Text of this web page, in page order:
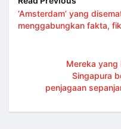
‘Amsterdam’ yang
menggabungkan fakta,
Mereka
Singapura
penjagaan